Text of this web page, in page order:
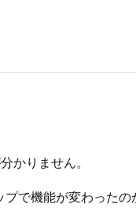
かりません。
で機能が変わったの